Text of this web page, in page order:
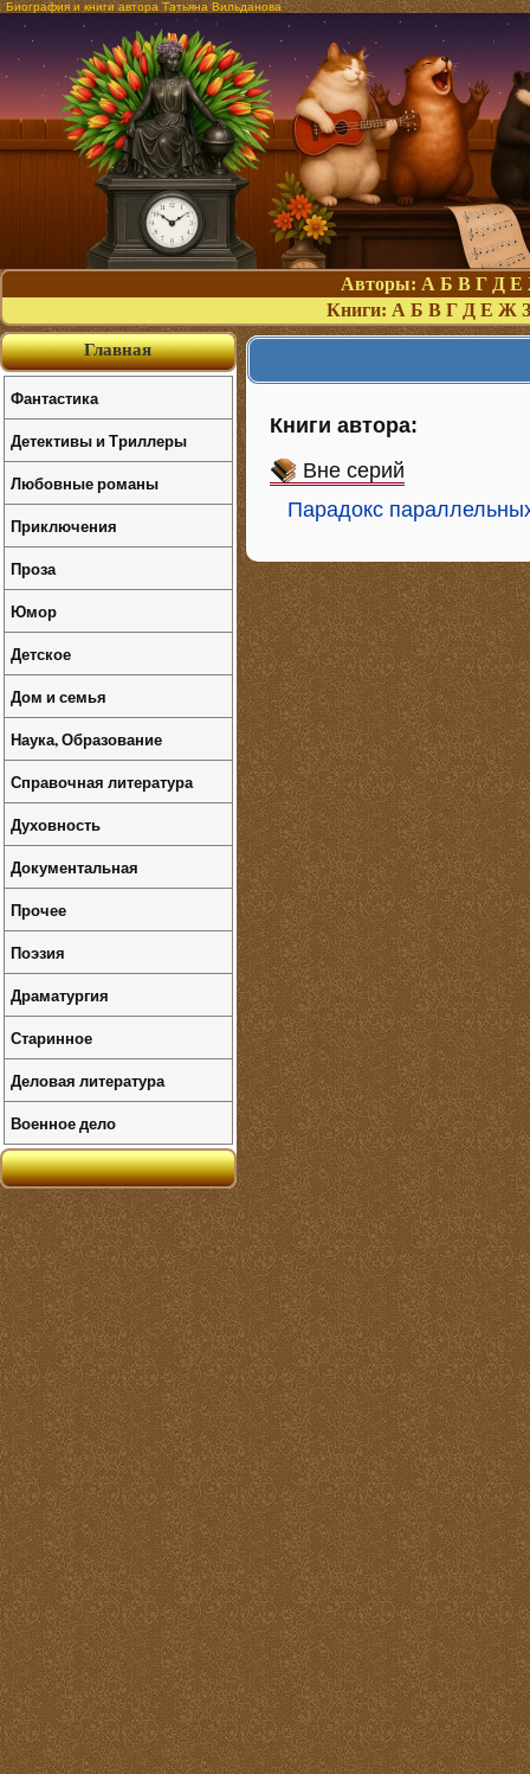
Биография и книги автора Татьяна Вильданова
Авторы: А Б В Г Д Е
Книги: А Б В Г Д Е Ж З
Книги автора:
Вне серий
Парадокс
Главная
Фантастика
Детективы и Триллеры
Любовные романы
Приключения
Проза
Юмор
Детское
Дом и семья
Наука, Образование
Справочная литература
Духовность
Документальная
Прочее
Поэзия
Драматургия
Старинное
Деловая литература
Военное дело